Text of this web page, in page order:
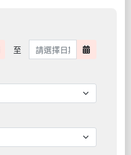
期範圍開始
至 日期範圍結束 日期範圍